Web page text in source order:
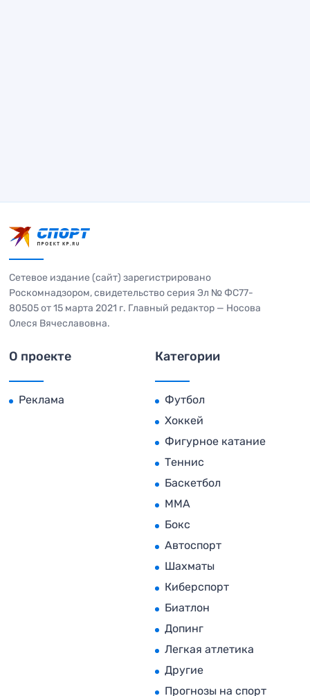
Сетевое издание (сайт) зарегистрировано
Роскомнадзором, свидетельство серия Эл № ФС77-
80505 от 15 марта 2021 г. Главный редактор — Носова
Олеся Вячеславовна.
О проекте
Реклама
Категории
Футбол
Хоккей
Фигурное катание
Теннис
Баскетбол
MMA
Бокс
Автоспорт
Шахматы
Киберспорт
Биатлон
Допинг
Легкая атлетика
Другие
Прогнозы на спорт